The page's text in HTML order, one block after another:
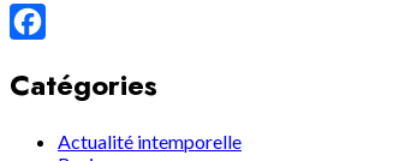
Catégories
Actualité intemporelle